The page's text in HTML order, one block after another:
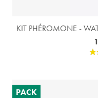
KIT PHÉROMONE -
PACK